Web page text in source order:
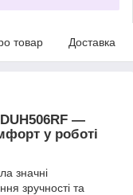
товар Доставка
—
у роботі
значні
зручності та